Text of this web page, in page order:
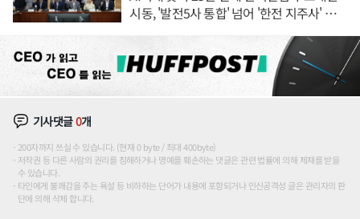
시동, '발전5사 통합' 넘어 '한전 지주사' 재편
기사댓글0개
200자까지 쓰실 수 있습니다. (현재 0 byte / 최대 400byte)
저작권 등 다른 사람의 권리를 침해하거나 명예를 훼손하는 댓글은 관련 법률에 의해 제재를 받을
수 있습니다.
타인에게 불쾌감을 주는 욕설 등 비하하는 단어가 내용에 포함되거나 인신공격성 글은 관리자의 판
단에 의해 삭제 합니다.